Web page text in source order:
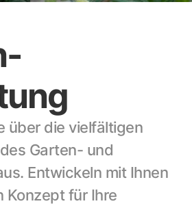
über die vielfältigen
Garten- und
Entwickeln mit Ihnen
Konzept für Ihre